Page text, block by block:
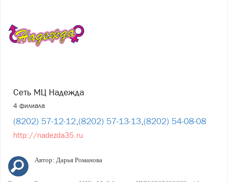
Сеть МЦ Надежда
4 филиала
(8202) 57-12-12 (8202) 57-13-13 (8202) 54-08-08
http://nadezda35.ru
Автор: Дарья Романова